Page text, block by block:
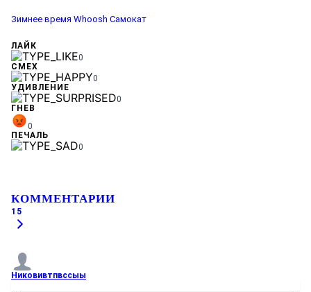
Зимнее время Whoosh Самокат
ЛАЙК
0
СМЕХ
0
УДИВЛЕНИЕ
0
ГНЕВ
0
ПЕЧАЛЬ
0
КОММЕНТАРИИ
15
Никовивтпвссыы